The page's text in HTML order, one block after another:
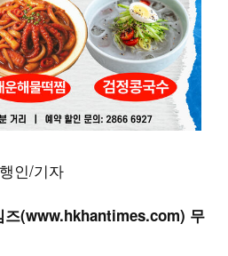
인/기자
(www.hkhantimes.com) 무